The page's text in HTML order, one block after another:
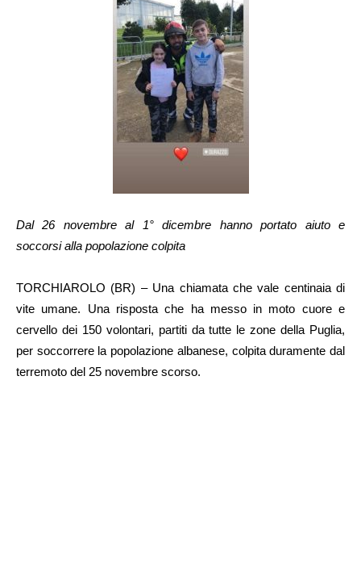
Dal 26 novembre al 1° dicembre hanno portato aiuto e
soccorsi alla popolazione colpita
TORCHIAROLO (BR) – Una chiamata che vale centinaia di
vite umane. Una risposta che ha messo in moto cuore e
cervello dei 150 volontari, partiti da tutte le zone della Puglia,
per soccorrere la popolazione albanese, colpita duramente dal
terremoto del 25 novembre scorso.